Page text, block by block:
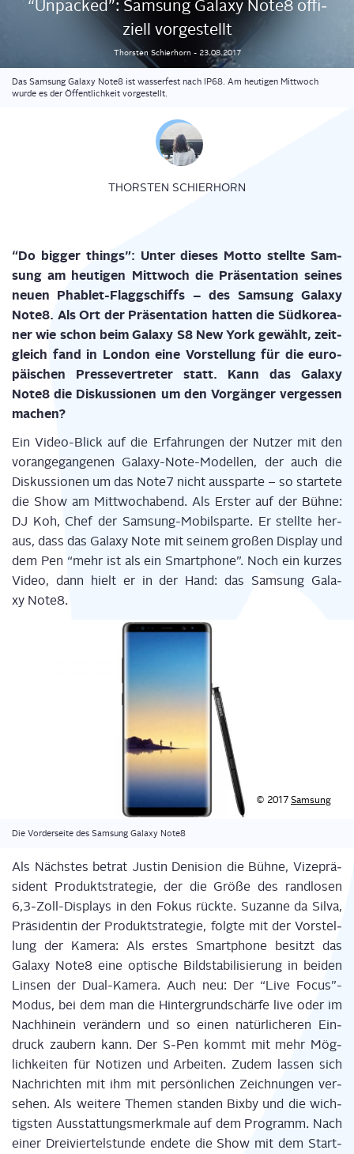
“Unpa­cked”: Sam­sung Gala­xy Note8 offi­
zi­ell vorgestellt
Thorsten Schierhorn - 23.08.2017
Das Samsung Galaxy Note8 ist wasserfest nach IP68. Am heutigen Mittwoch
wurde es der Öffentlichkeit vorgestellt.
THORSTEN SCHIERHORN
“Do big­ger things”: Unter die­ses Mot­to stell­te Sam­
sung am heu­ti­gen Mitt­woch die Prä­sen­ta­ti­on sei­nes
neu­en Pha­blet-Flagg­schiffs – des Sam­sung Gala­xy
Note8. Als Ort der Prä­sen­ta­ti­on hat­ten die Süd­ko­rea­
ner wie schon beim Gala­xy S8 New York gewählt, zeit­
gleich fand in Lon­don eine Vor­stel­lung für die euro­
päi­schen Pres­se­ver­tre­ter statt. Kann das Gala­xy
Note8 die Dis­kus­sio­nen um den Vor­gän­ger ver­ges­sen
machen?
Ein Video-Blick auf die Erfah­run­gen der Nut­zer mit den
vor­an­ge­gan­ge­nen Gala­xy-Note-Model­len, der auch die
Dis­kus­sio­nen um das Note7 nicht aus­spar­te – so star­te­te
die Show am Mitt­woch­abend. Als Ers­ter auf der Büh­ne:
DJ Koh, Chef der Sam­sung-Mobil­s­par­te. Er stell­te her­
aus, dass das Gala­xy Note mit sei­nem gro­ßen Dis­play und
dem Pen “mehr ist als ein Smart­phone”. Noch ein kur­zes
Video, dann hielt er in der Hand: das Sam­sung Gala­
xy Note8.
© 2017 Sam­sung
Die Vor­der­sei­te des Sam­sung Gala­xy Note8
Als Nächs­tes betrat Jus­tin Deni­sion die Büh­ne, Vize­prä­
si­dent Pro­dukt­stra­te­gie, der die Grö­ße des rand­lo­sen
6,3‑Zoll-Displays in den Fokus rück­te. Suzan­ne da Sil­va,
Prä­si­den­tin der Pro­dukt­stra­te­gie, folg­te mit der Vor­stel­
lung der Kame­ra: Als ers­tes Smart­phone besitzt das
Gala­xy Note8 eine opti­sche Bild­sta­bi­li­sie­rung in bei­den
Lin­sen der Dual-Kame­ra. Auch neu: Der “Live Focus”-
Modus, bei dem man die Hin­ter­grund­schär­fe live oder im
Nach­hin­ein ver­än­dern und so einen natür­li­che­ren Ein­
druck zau­bern kann. Der S‑Pen kommt mit mehr Mög­
lich­kei­ten für Noti­zen und Arbei­ten. Zudem las­sen sich
Nach­rich­ten mit ihm mit per­sön­li­chen Zeich­nun­gen ver­
se­hen. Als wei­te­re The­men stan­den Bix­by und die wich­
tigs­ten Aus­stat­tungs­merk­ma­le auf dem Pro­gramm. Nach
einer Drei­vier­tel­stun­de ende­te die Show mit dem Start­